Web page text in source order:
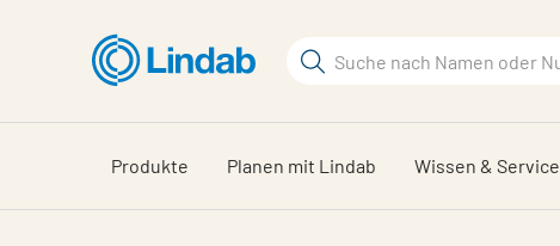
Hauptinhalt
Suchbegriff
durchsuchen
Produkte Planen mit Lindab Wissen & Service